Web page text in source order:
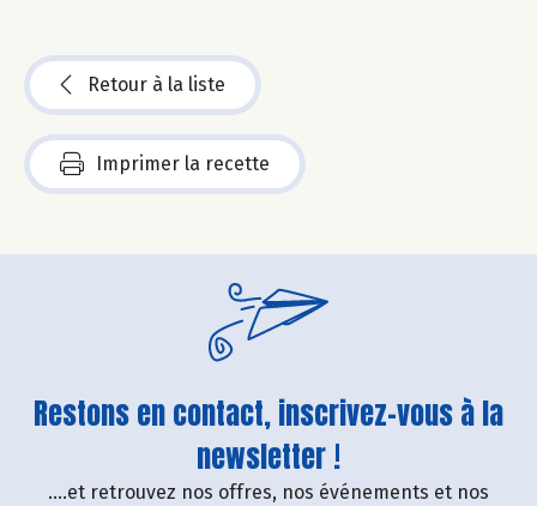
Retour à la liste
Imprimer la recette
Restons en contact, inscrivez-vous à la
newsletter !
....et retrouvez nos offres, nos événements et nos